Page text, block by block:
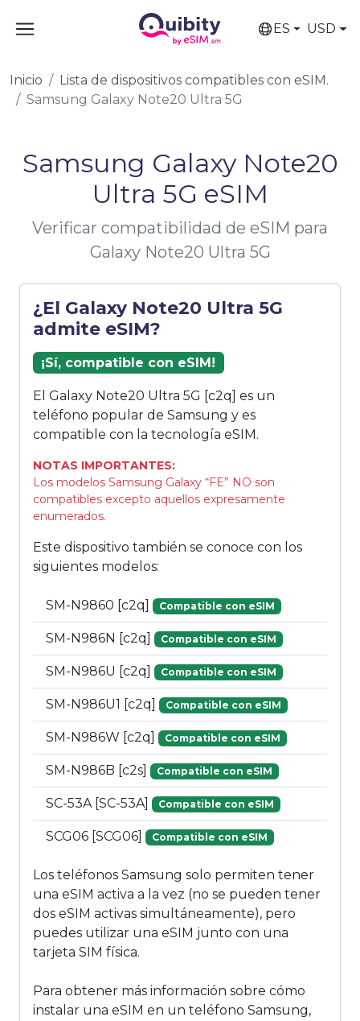
ES USD
Inicio
Lista de dispositivos compatibles con eSIM.
Samsung Galaxy Note20 Ultra 5G
Samsung Galaxy Note20
Ultra 5G eSIM
Verificar compatibilidad de eSIM para
Galaxy Note20 Ultra 5G
¿El Galaxy Note20 Ultra 5G
admite eSIM?
¡Sí, compatible con eSIM!
El Galaxy Note20 Ultra 5G [c2q] es un
teléfono popular de Samsung y es
compatible con la tecnología eSIM.
NOTAS IMPORTANTES:
Los modelos Samsung Galaxy “FE” NO son
compatibles excepto aquellos expresamente
enumerados.
Este dispositivo también se conoce con los
siguientes modelos:
SM-N9860 [c2q] Compatible con eSIM
SM-N986N [c2q] Compatible con eSIM
SM-N986U [c2q] Compatible con eSIM
SM-N986U1 [c2q] Compatible con eSIM
SM-N986W [c2q] Compatible con eSIM
SM-N986B [c2s] Compatible con eSIM
SC-53A [SC-53A] Compatible con eSIM
SCG06 [SCG06] Compatible con eSIM
Los teléfonos Samsung solo permiten tener
una eSIM activa a la vez (no se pueden tener
dos eSIM activas simultáneamente), pero
puedes utilizar una eSIM junto con una
tarjeta SIM física.
Para obtener más información sobre cómo
instalar una eSIM en un teléfono Samsung,